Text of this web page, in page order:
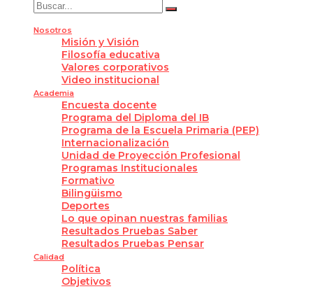
Nosotros
Misión y Visión
Filosofía educativa
Valores corporativos
Video institucional
Academia
Encuesta docente
Programa del Diploma del IB
Programa de la Escuela Primaria (PEP)
Internacionalización
Unidad de Proyección Profesional
Programas Institucionales
Formativo
Bilingüismo
Deportes
Lo que opinan nuestras familias
Resultados Pruebas Saber
Resultados Pruebas Pensar
Calidad
Política
Objetivos